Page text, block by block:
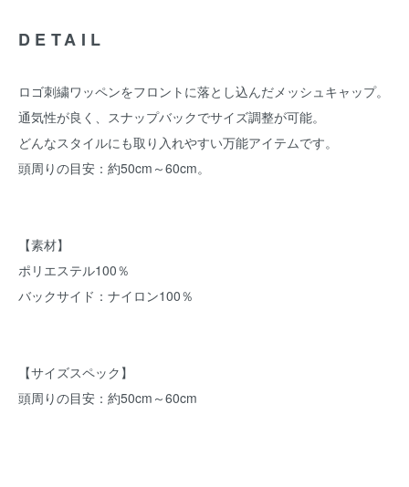
DETAIL
ロゴ刺繍ワッペンをフロントに落とし込んだメッシュキャップ。
通気性が良く、スナップバックでサイズ調整が可能。
どんなスタイルにも取り入れやすい万能アイテムです。
頭周りの目安：約50cm～60cm。
【素材】
ポリエステル100％
バックサイド：ナイロン100％
【サイズスペック】
頭周りの目安：約50cm～60cm